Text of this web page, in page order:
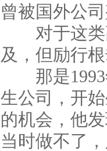
曾被国外公
对于这类
及，但励行
那是1993
生公司，开
的机会，他
当时做不了